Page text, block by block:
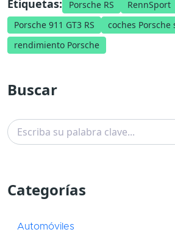
Etiquetas: Porsche RS
RennSport
Porsche 911 GT3 RS
coches
rendimiento Porsche
Buscar
Categorías
Automóviles